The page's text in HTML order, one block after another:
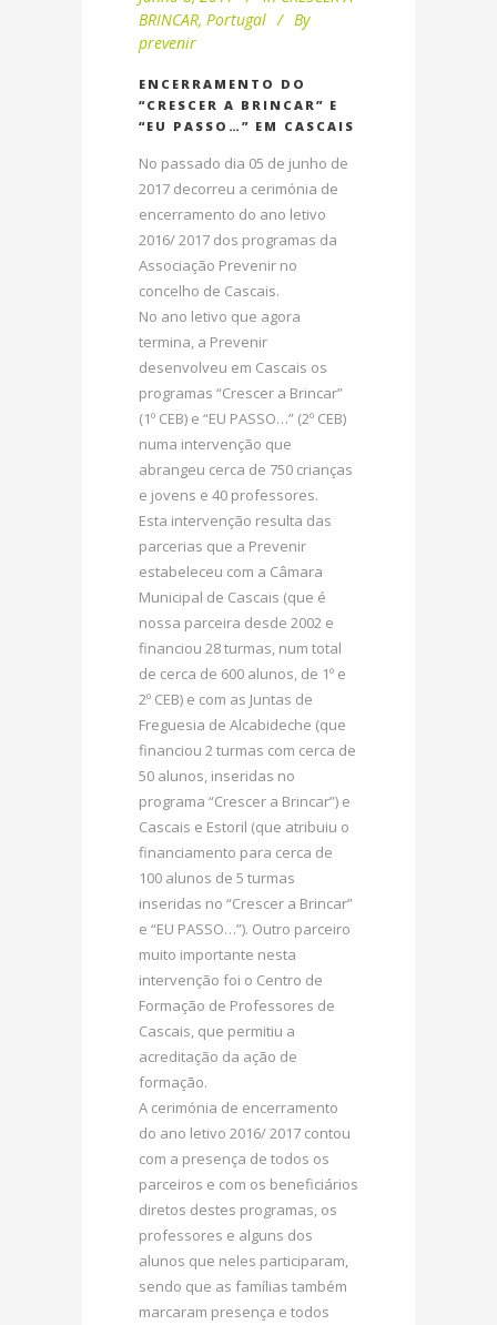
BRINCAR, Portugal
By
prevenir
ENCERRAMENTO DO
“CRESCER A BRINCAR” E
“EU PASSO…” EM CASCAIS
No passado dia 05 de junho de
2017 decorreu a cerimónia de
encerramento do ano letivo
2016/ 2017 dos programas da
Associação Prevenir no
concelho de Cascais.
No ano letivo que agora
termina, a Prevenir
desenvolveu em Cascais os
programas “Crescer a Brincar”
(1º CEB) e “EU PASSO…” (2º CEB)
numa intervenção que
abrangeu cerca de 750 crianças
e jovens e 40 professores.
Esta intervenção resulta das
parcerias que a Prevenir
estabeleceu com a Câmara
Municipal de Cascais (que é
nossa parceira desde 2002 e
financiou 28 turmas, num total
de cerca de 600 alunos, de 1º e
2º CEB) e com as Juntas de
Freguesia de Alcabideche (que
financiou 2 turmas com cerca de
50 alunos, inseridas no
programa “Crescer a Brincar”) e
Cascais e Estoril (que atribuiu o
financiamento para cerca de
100 alunos de 5 turmas
inseridas no “Crescer a Brincar”
e “EU PASSO…”). Outro parceiro
muito importante nesta
intervenção foi o Centro de
Formação de Professores de
Cascais, que permitiu a
acreditação da ação de
formação.
A cerimónia de encerramento
do ano letivo 2016/ 2017 contou
com a presença de todos os
parceiros e com os beneficiários
diretos destes programas, os
professores e alguns dos
alunos que neles participaram,
sendo que as famílias também
marcaram presença e todos